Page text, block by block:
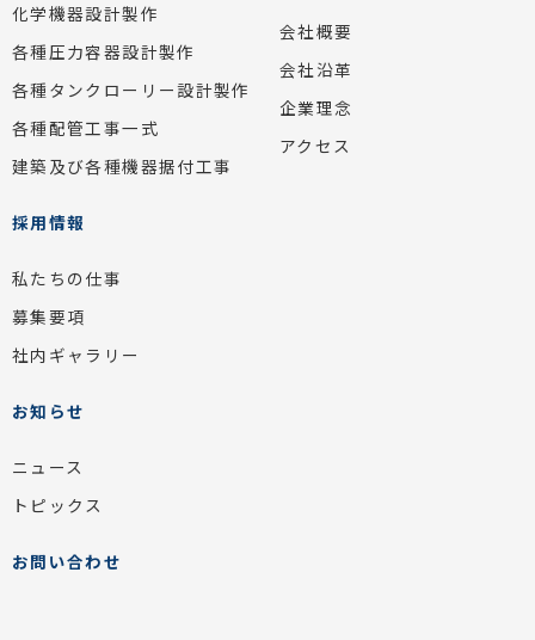
化学機器設計製作
各種圧力容器設計製作
各種タンクローリー設計製作
各種配管工事一式
建築及び各種機器据付工事
会社概要
会社沿革
企業理念
アクセス
採用情報
私たちの仕事
募集要項
社内ギャラリー
お知らせ
ニュース
トピックス
お問い合わせ